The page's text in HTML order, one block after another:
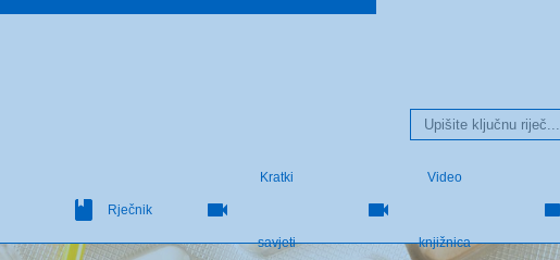
Rječnik
Kratki
savjeti
Video
knjižnica